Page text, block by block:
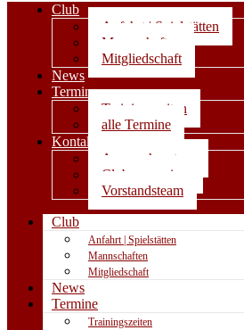
Club
Anfahrt | Spielstätten
Mannschaften
Mitgliedschaft
News
Termine
Trainingszeiten
alle Termine
Kontakt
Ansprechpartner
Clubwegweiser
Vorstandsteam
Club
Anfahrt | Spielstätten
Mannschaften
Mitgliedschaft
News
Termine
Trainingszeiten